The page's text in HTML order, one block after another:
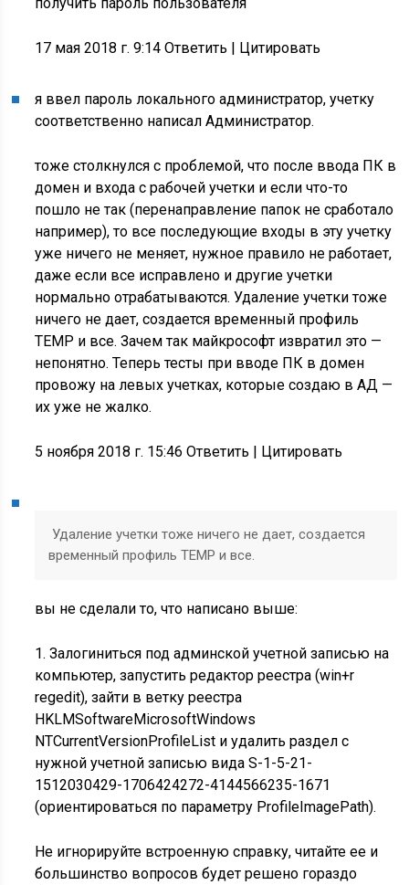
17 мая 2018 г. 9:14 Ответить | Цитировать
я ввел пароль локального администратор, учетку
соответственно написал Администратор.
тоже столкнулся с проблемой, что после ввода ПК в
домен и входа с рабочей учетки и если что-то
пошло не так (перенаправление папок не сработало
например), то все последующие входы в эту учетку
уже ничего не меняет, нужное правило не работает,
даже если все исправлено и другие учетки
нормально отрабатываются. Удаление учетки тоже
ничего не дает, создается временный профиль
TEMP и все. Зачем так майкрософт извратил это —
непонятно. Теперь тесты при вводе ПК в домен
провожу на левых учетках, которые создаю в АД —
их уже не жалко.
5 ноября 2018 г. 15:46 Ответить | Цитировать
Удаление учетки тоже ничего не дает, создается
временный профиль TEMP и все.
вы не сделали то, что написано выше:
1. Залогиниться под админской учетной записью на
компьютер, запустить редактор реестра (win+r
regedit), зайти в ветку реестра
HKLMSoftwareMicrosoftWindows
NTCurrentVersionProfileList и удалить раздел с
нужной учетной записью вида S-1-5-21-
1512030429-1706424272-4144566235-1671
(ориентироваться по параметру ProfileImagePath).
Не игнорируйте встроенную справку, читайте ее и
большинство вопросов будет решено гораздо